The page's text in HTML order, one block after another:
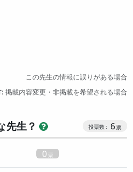
この先生の情報に誤りがある場合
掲載内容変更・非掲載を希望される場合
先生？ 6
0